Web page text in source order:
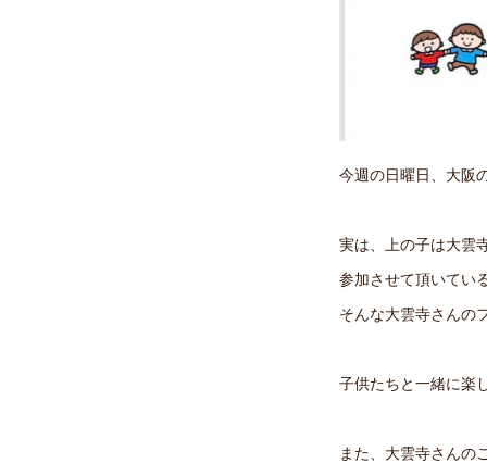
今週の日曜日、大阪
実は、上の子は大雲
参加させて頂いてい
そんな大雲寺さんの
子供たちと一緒に楽
また、大雲寺さんの